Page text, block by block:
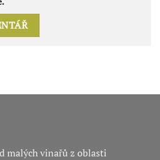
malých vinařů z oblasti